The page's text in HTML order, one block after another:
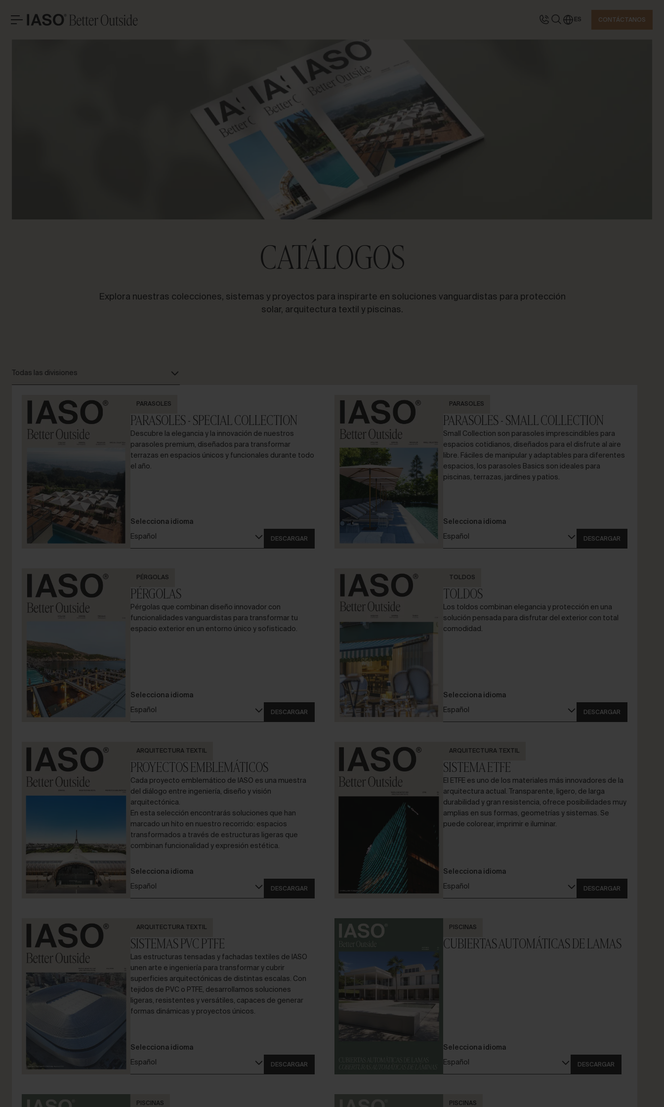
HABLEMOS DE TU PROYECTO
Asesoría y consultoría Solicita información
ES CONTÁCTANOS
CATÁLOGOS
Explora nuestras colecciones, sistemas y proyectos para inspirarte en soluciones vanguardistas para protección
solar, arquitectura textil y piscinas.
Todas las divisiones
PARASOLES
PARASOLES - SPECIAL COLLECTION
Descubre la elegancia y la innovación de nuestros
parasoles premium, diseñados para transformar
terrazas en espacios únicos y funcionales durante todo
el año.
Selecciona idioma
Español DESCARGAR
PARASOLES
PARASOLES - SMALL COLLECTION
Small Collection son parasoles imprescindibles para
espacios cotidianos, diseñados para el disfrute al aire
libre. Fáciles de manipular y adaptables para diferentes
espacios, los parasoles Basics son ideales para
piscinas, terrazas, jardines y patios.
Selecciona idioma
Español DESCARGAR
PÉRGOLAS
PÉRGOLAS
Pérgolas que combinan diseño innovador con
funcionalidades vanguardistas para transformar tu
espacio exterior en un entorno único y sofisticado.
Selecciona idioma
Español DESCARGAR
TOLDOS
TOLDOS
Los toldos combinan elegancia y protección en una
solución pensada para disfrutar del exterior con total
comodidad.
Selecciona idioma
Español DESCARGAR
ARQUITECTURA TEXTIL
PROYECTOS EMBLEMÁTICOS
Cada proyecto emblemático de IASO es una muestra
del diálogo entre ingeniería, diseño y visión
arquitectónica.
En esta selección encontrarás soluciones que han
marcado un hito en nuestro recorrido: espacios
transformados a través de estructuras ligeras que
combinan funcionalidad y expresión estética.
Selecciona idioma
Español DESCARGAR
ARQUITECTURA TEXTIL
SISTEMA ETFE
El ETFE es uno de los materiales más innovadores de la
arquitectura actual. Transparente, ligero, de larga
durabilidad y gran resistencia, ofrece posibilidades muy
amplias en sus formas, geometrías y sistemas. Se
puede colorear, imprimir e iluminar.
Selecciona idioma
Español DESCARGAR
ARQUITECTURA TEXTIL
SISTEMAS PVC PTFE
Las estructuras tensadas y fachadas textiles de IASO
unen arte e ingeniería para transformar y cubrir
superficies arquitectónicas de distintas escalas. Con
tejidos de PVC o PTFE, desarrollamos soluciones
ligeras, resistentes y versátiles, capaces de generar
formas dinámicas y proyectos únicos.
Selecciona idioma
Español DESCARGAR
PISCINAS
CUBIERTAS AUTOMÁTICAS DE LAMAS
Selecciona idioma
Español DESCARGAR
PISCINAS PISCINAS